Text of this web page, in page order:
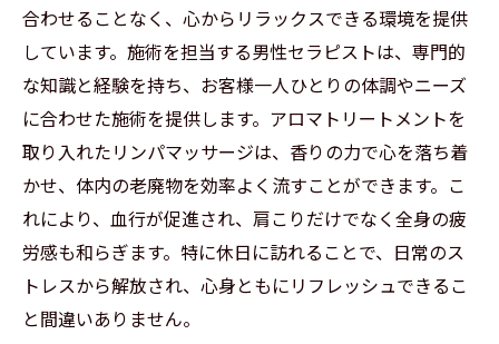
合わせることなく、心からリラックスできる環境を提供
しています。施術を担当する男性セラピストは、専門的
な知識と経験を持ち、お客様一人ひとりの体調やニーズ
に合わせた施術を提供します。アロマトリートメントを
取り入れたリンパマッサージは、香りの力で心を落ち着
かせ、体内の老廃物を効率よく流すことができます。こ
れにより、血行が促進され、肩こりだけでなく全身の疲
労感も和らぎます。特に休日に訪れることで、日常のス
トレスから解放され、心身ともにリフレッシュできるこ
と間違いありません。